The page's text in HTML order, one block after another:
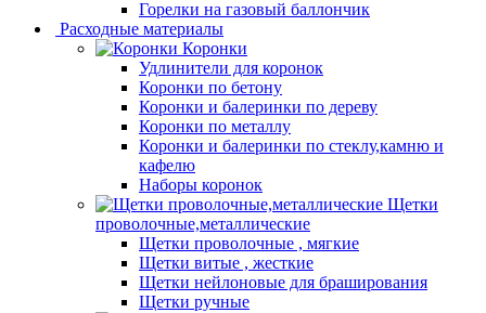
Горелки на газовый баллончик
Расходные материалы
Коронки
Удлинители для коронок
Коронки по бетону
Коронки и балеринки по дереву
Коронки по металлу
Коронки и балеринки по стеклу,камню и
кафелю
Наборы коронок
Щетки
проволочные,металлические
Щетки проволочные , мягкие
Щетки витые , жесткие
Щетки нейлоновые для браширования
Щетки ручные